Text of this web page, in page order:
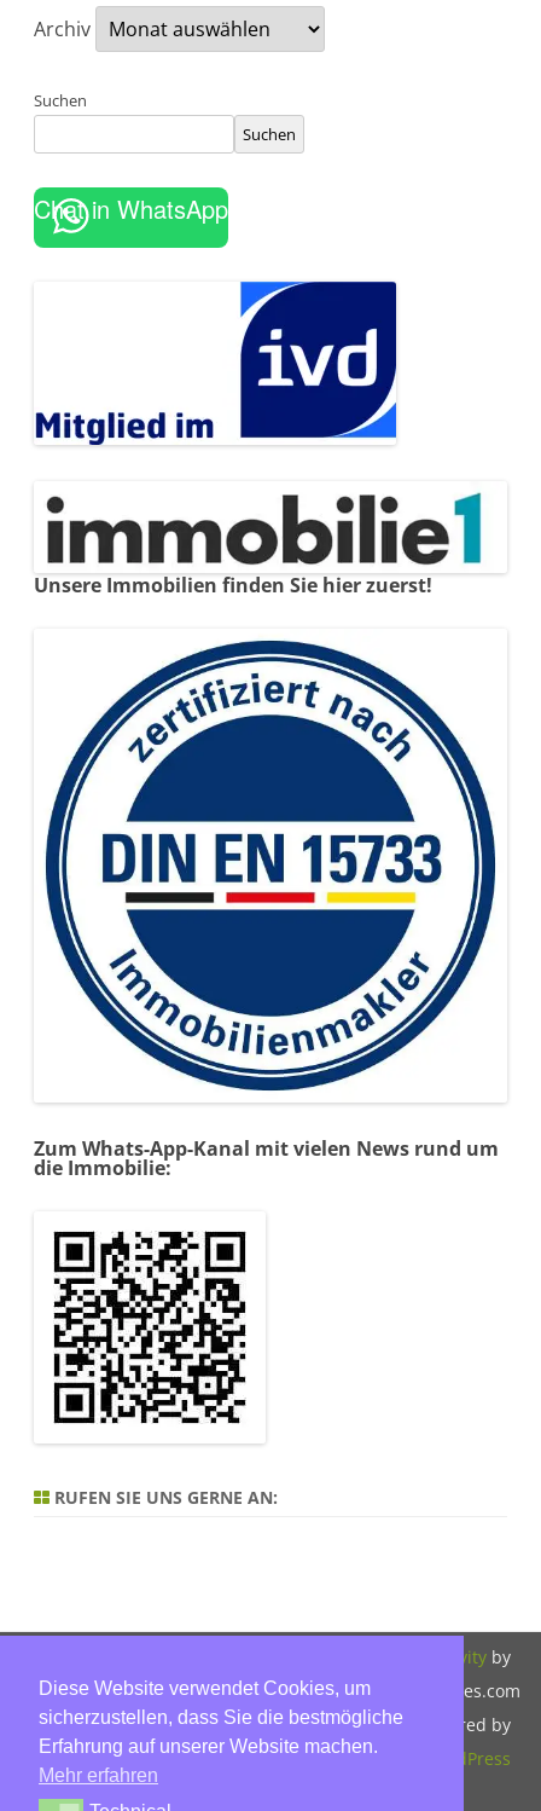
h
r
ä
n
e
Archiv
Suchen
Suchen
Chat in WhatsApp
Unsere Immobilien finden Sie hier zuerst!
Zum Whats-App-Kanal mit vielen News rund um
die Immobilie:
RUFEN SIE UNS GERNE AN:
Hinnerk Warter,
Warter-
Immobilien,
unsere
Datenschutzerklärung.
ZeroGravityby
GalussoThemes.com
Powered by
WordPress
Diese Website verwendet Cookies, um
sicherzustellen, dass Sie die bestmögliche
Erfahrung auf unserer Website machen.
Mehr erfahren